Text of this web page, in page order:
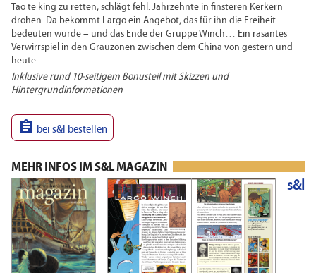
Tao te king zu retten, schlägt fehl. Jahrzehnte in finsteren Kerkern
drohen. Da bekommt Largo ein Angebot, das für ihn die Freiheit
bedeuten würde – und das Ende der Gruppe Winch… Ein rasantes
Verwirrspiel in den Grauzonen zwischen dem China von gestern und
heute.
Inklusive rund 10-seitigem Bonusteil mit Skizzen und
Hintergrundinformationen
 bei s&l bestellen
MEHR INFOS IM S&L MAGAZIN
s&l